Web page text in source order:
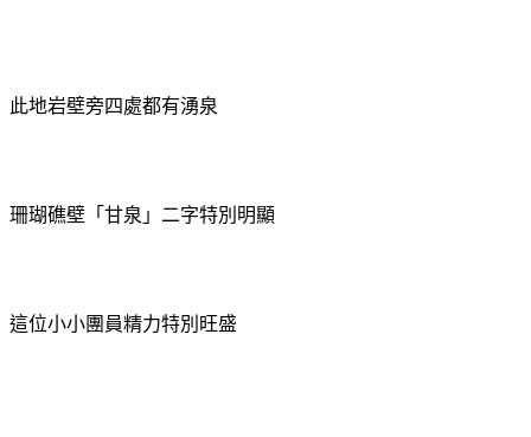
此地岩壁旁四處都有湧泉
珊瑚礁壁「甘泉」二字特別明顯
這位小小團員精力特別旺盛